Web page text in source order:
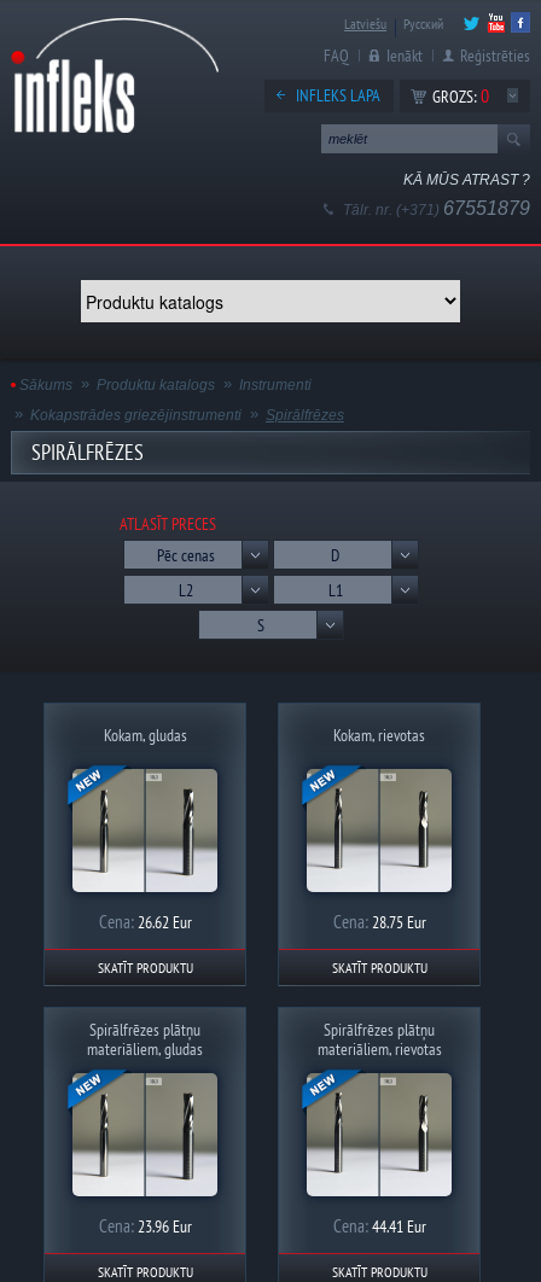
Latviešu Русский
FAQ Ienākt
Reģistrēties
INFLEKS LAPA
GROZS:0
KĀ MŪS ATRAST ?
Tālr. nr. (+371) 67551879
Sākums Produktu katalogs
Instrumenti
Kokapstrādes griezējinstrumenti
Spirālfrēzes
SPIRĀLFRĒZES
ATLASĪT PRECES
Pēc cenas
D
L2
L1
S
Kokam, gludas
Cena: 26.62 Eur
SKATĪT PRODUKTU
Kokam, rievotas
Cena: 28.75 Eur
SKATĪT PRODUKTU
Spirālfrēzes plātņu
materiāliem, gludas
Cena: 23.96 Eur
SKATĪT PRODUKTU
Spirālfrēzes plātņu
materiāliem, rievotas
Cena:44.41 Eur
SKATĪT PRODUKTU